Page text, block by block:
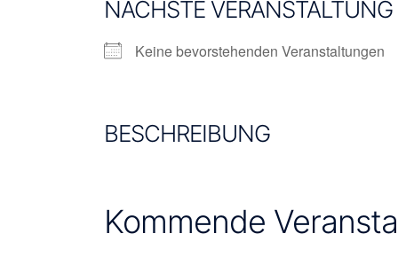
NÄCHSTE VERANSTALTUNG
Keine bevorstehenden Veranstaltungen
BESCHREIBUNG
Kommende